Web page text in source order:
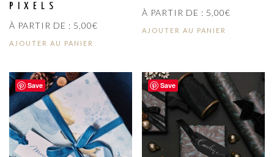
PIXELS
À PARTIR DE : 5,00€
AJOUTER AU PANIER
À PARTIR DE : 5,00€
AJOUTER AU PANIER
Save Save